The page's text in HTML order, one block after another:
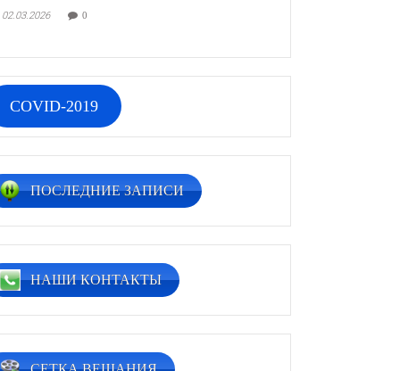
02.03.2026 0
COVID-2019
ПОСЛЕДНИЕ ЗАПИСИ
НАШИ КОНТАКТЫ